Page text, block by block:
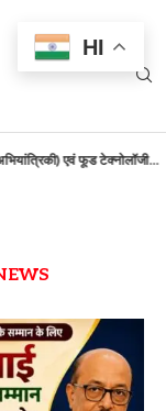
बस्तर में उच्च शिक्षा
HI